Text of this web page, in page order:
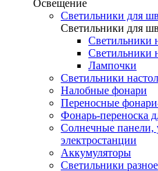
Освещение
Светильники для
Светильники для
Светильники
Светильники
Лампочки
Светильники
Налобные фонари
Переносные
Фонарь-переноска
Солнечные панели,
электростанции
Аккумуляторы
Светильники разное